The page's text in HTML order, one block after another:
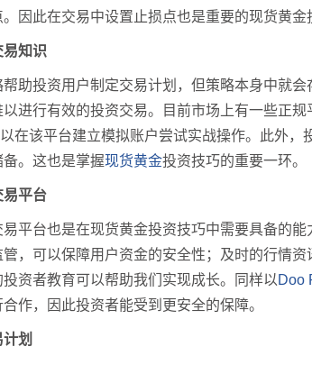
因此在交易中设置止损点也是重要的现货黄金
知识
帮助投资用户制定交易计划，但策略本身中就
进行有效的投资交易。目前市场上有一些正规
在该平台建立模拟账户尝试实战操作。此外，
。这也是掌握现货黄金投资技巧的重要一环。
易平台
平台也是在现货黄金投资技巧中需要具备的
，可以保障用户资金的安全性；及时的行情
资者教育可以帮助我们实现成长。同样以 Doo
作，因此投资者能受到更安全的保障。
划